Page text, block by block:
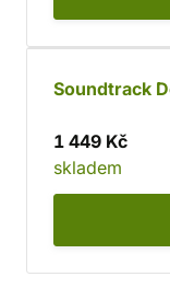
Soundtrack
1 449 Kč
skladem